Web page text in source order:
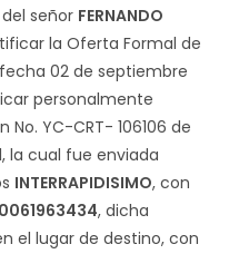
señor FERNANDO
la Oferta Formal de
fecha 02 de septiembre
personalmente
YC-CRT- 106106 de
la cual fue enviada
INTERRAPIDISIMO, con
, dicha
el lugar de destino, con